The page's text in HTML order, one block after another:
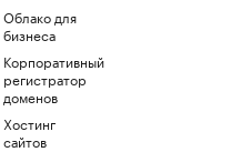
Облако для
бизнеса
Корпоративный
регистратор
доменов
Хостинг
сайтов